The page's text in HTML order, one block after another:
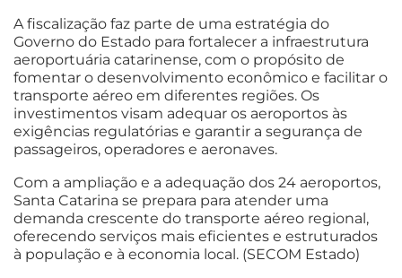
A fiscalização faz parte de uma estratégia do
Governo do Estado para fortalecer a infraestrutura
aeroportuária catarinense, com o propósito de
fomentar o desenvolvimento econômico e facilitar o
transporte aéreo em diferentes regiões. Os
investimentos visam adequar os aeroportos às
exigências regulatórias e garantir a segurança de
passageiros, operadores e aeronaves.
Com a ampliação e a adequação dos 24 aeroportos,
Santa Catarina se prepara para atender uma
demanda crescente do transporte aéreo regional,
oferecendo serviços mais eficientes e estruturados
à população e à economia local. (SECOM Estado)